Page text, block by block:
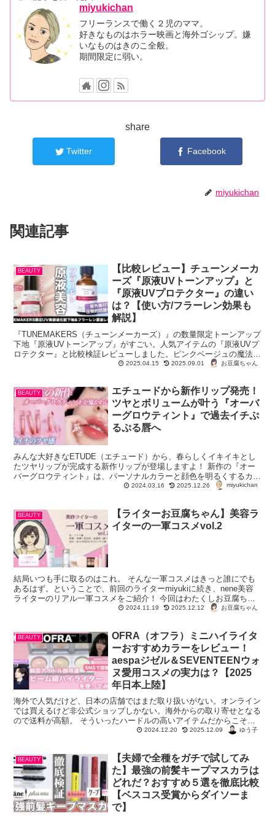
miyukichan
フリーランスで働く２児のママ。
好きなものはホラー映画と海外ゴシップ。嫌
いなものはきのこ全般。
期間限定に弱い。
share
Twitter Facebook
miyukichan
関連記事
BEAUTY
【比較レビュー】チューンメーカ
ーズ『原液UVトーンアップ』と
『原液UVプロテクター』の違い
は？【使い方/フラーレン効果も
解説】
『TUNEMAKERS（チューンメーカーズ）』の数量限定トーンアップ
下地『原液UVトーンアップ』がすごい。人気アイテムの『原液UVプ
ロテクター』と比較検証レビューしました。ピンクベージュの魔法で
2025.04.15 2025.09.01 お豆腐ちゃん
BEAUTY
エチュードから新作リップ発売！
ツヤとボリュームが叶う『オーバ
ーグロウティント』で過去イチぷ
るぷる唇へ
みんな大好きなETUDE（エチュード）から、春らしくイキイキとし
たツヤリップが完成する新作リップが登場しますよ！ 新作の『オー
バーグロウティント』は、パーソナルカラーと顔色を明るくするカラ
ーレンジで構成され、厚みのあるオイル膜が唇を...
2024.03.16 2025.12.26 miyukichan
BEAUTY
【ライターお豆腐ちゃん】美容ラ
イターの一軍コスメvol.2
結局いつも手に取るのはこれ。 そんな一軍コスメはきっと誰にでも
あるはず。ということで、前回のライターmiyukiに続き、nene美容
ライターのリアル一軍コスメをご紹介！ 今回はわたくしお豆腐ちゃ
んの一軍を、ちょっと見てって...2024.11.19 2025.12.12 お豆腐ちゃん
BEAUTY
OFRA（オフラ）ミニハイライタ
ーおすすめカラーをレビュー！
aespaジゼル＆SEVENTEENウォ
ヌ愛用コスメの実力は？【2025
年日本上陸】
海外で人気だけど、日本の店舗ではまだ取り扱いがない。オンライン
では買えるけど非公式ショップしかない。海外からの取り寄せとなる
ので送料が高額。 そういったハードルの高いアイテムだからこそ気
になっちゃうのが、日本未上陸コスメ。 ...
2024.12.20 2025.12.09 ゆう子
BEAUTY
【夫婦で全種をガチで試してみ
た】最強の前髪キープマスカラは
どれだ？おすすめ５選を徹底比較
【ベスコス受賞からダイソーま
で】